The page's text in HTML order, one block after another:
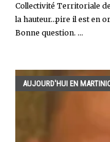
Collectivité Territoriale
la hauteur…pire il est en
Bonne question. ...
AUJOURD'HUI EN